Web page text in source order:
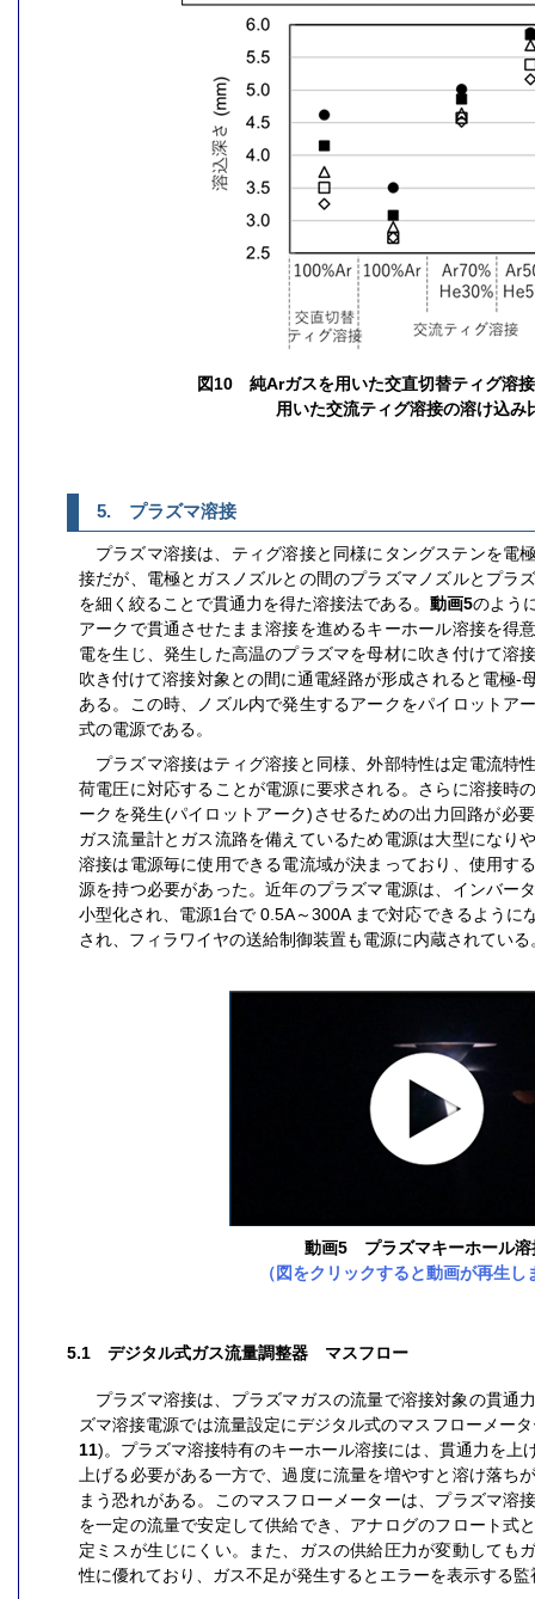
図10 純Arガスを用いた交直切替ティグ溶
用いた交流ティグ溶接の溶け込み
5. プラズマ溶接
プラズマ溶接は、ティグ溶接と同様にタングステンを電
接だが、電極とガスノズルとの間のプラズマノズルとプラ
を細く絞ることで貫通力を得た溶接法である。 動画5のよう
アークで貫通させたまま溶接を進めるキーホール溶接を得
電を生じ、発生した高温のプラズマを母材に吹き付けて溶
吹き付けて溶接対象との間に通電経路が形成されると電極-
ある。この時、ノズル内で発生するアークをパイロットア
式の電源である。
プラズマ溶接はティグ溶接と同様、外部特性は定電流特
荷電圧に対応することが電源に要求される。さらに溶接時
ークを発生(パイロットアーク)させるための出力回路が必
ガス流量計とガス流路を備えているため電源は大型になり
溶接は電源毎に使用できる電流域が決まっており、使用す
源を持つ必要があった。近年のプラズマ電源は、インバー
小型化され、電源1台で 0.5A～300A まで対応できるように
され、フィラワイヤの送給制御装置も電源に内蔵されている
動画5 プラズマキーホール溶
（図をクリックすると動画が再生し
5.1 デジタル式ガス流量調整器 マスフロー
プラズマ溶接は、プラズマガスの流量で溶接対象の貫通
ズマ溶接電源では流量設定にデジタル式のマスフローメー
11)。プラズマ溶接特有のキーホール溶接には、貫通力を上
上げる必要がある一方で、過度に流量を増やすと溶け落ち
まう恐れがある。このマスフローメーターは、プラズマ溶
を一定の流量で安定して供給でき、アナログのフロート式
定ミスが生じにくい。また、ガスの供給圧力が変動しても
性に優れており、ガス不足が発生するとエラーを表示する